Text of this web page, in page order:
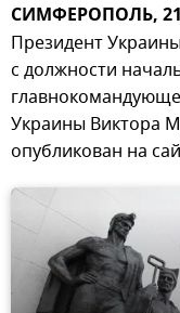
СИМФЕРОПОЛЬ,
Президент
с должности
Украины Виктора
опубликован на